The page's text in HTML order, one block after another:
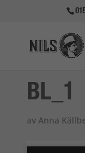
BL_1
av Anna